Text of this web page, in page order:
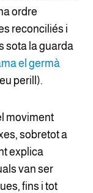
ordre
reconciliés i
sota la guarda
el germà
perill).
moviment
sobretot a
explica
van ser
fins i tot